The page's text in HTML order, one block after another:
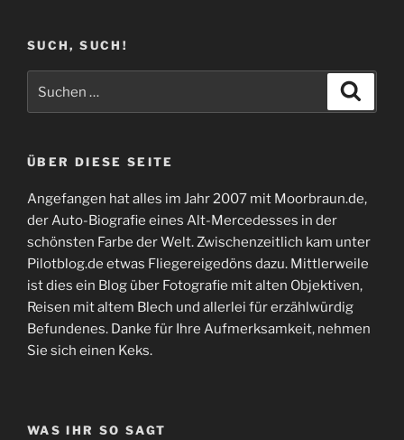
SUCH, SUCH!
nach:
ÜBER DIESE SEITE
Angefangen hat alles im Jahr 2007 mit Moorbraun.de,
der Auto-Biografie eines Alt-Mercedesses in der
schönsten Farbe der Welt. Zwischenzeitlich kam unter
Pilotblog.de etwas Fliegereigedöns dazu. Mittlerweile
ist dies ein Blog über Fotografie mit alten Objektiven,
Reisen mit altem Blech und allerlei für erzählwürdig
Befundenes. Danke für Ihre Aufmerksamkeit, nehmen
Sie sich einen Keks.
WAS IHR SO SAGT